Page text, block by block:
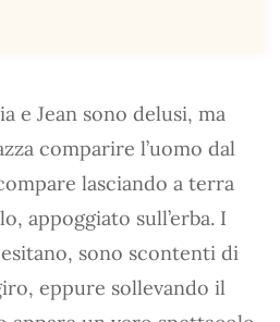
e Jean sono delusi, ma
comparire l’uomo dal
lasciando a terra
appoggiato sull’erba. I
sono scontenti di
eppure sollevando il